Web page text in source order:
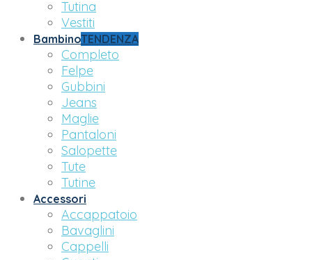
Tutina
Vestiti
BambinoTENDENZA
Completo
Felpe
Gubbini
Jeans
Maglie
Pantaloni
Salopette
Tute
Tutine
Accessori
Accappatoio
Bavaglini
Cappelli